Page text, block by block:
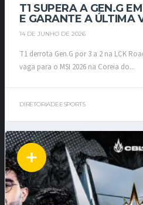
T1 SUPERA A GEN.G
E GARANTE A ÚLTIMA
14 DE JUNHO DE 2026
T1 derrota Gen.G por 3 a 2 na LCK
vaga para o MSI 2026 na Coreia do...
DIRETORIADEESPORTS